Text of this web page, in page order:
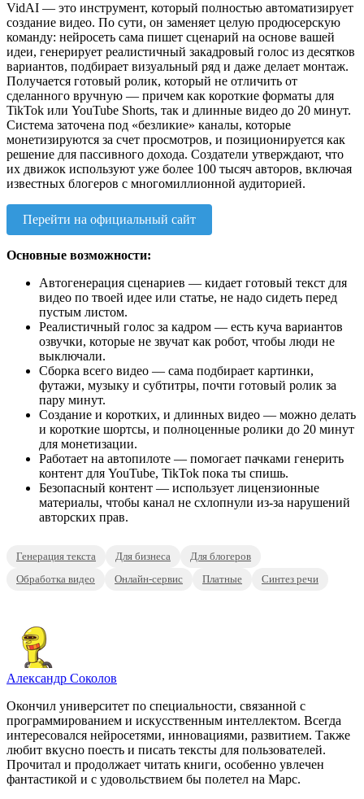
VidAI — это инструмент, который полностью автоматизирует
создание видео. По сути, он заменяет целую продюсерскую
команду: нейросеть сама пишет сценарий на основе вашей
идеи, генерирует реалистичный закадровый голос из десятков
вариантов, подбирает визуальный ряд и даже делает монтаж.
Получается готовый ролик, который не отличить от
сделанного вручную — причем как короткие форматы для
TikTok или YouTube Shorts, так и длинные видео до 20 минут.
Система заточена под «безликие» каналы, которые
монетизируются за счет просмотров, и позиционируется как
решение для пассивного дохода. Создатели утверждают, что
их движок используют уже более 100 тысяч авторов, включая
известных блогеров с многомиллионной аудиторией.
Перейти на официальный сайт
Основные возможности:
Автогенерация сценариев — кидает готовый текст для
видео по твоей идее или статье, не надо сидеть перед
пустым листом.
Реалистичный голос за кадром — есть куча вариантов
озвучки, которые не звучат как робот, чтобы люди не
выключали.
Сборка всего видео — сама подбирает картинки,
футажи, музыку и субтитры, почти готовый ролик за
пару минут.
Создание и коротких, и длинных видео — можно делать
и короткие шортсы, и полноценные ролики до 20 минут
для монетизации.
Работает на автопилоте — помогает пачками генерить
контент для YouTube, TikTok пока ты спишь.
Безопасный контент — использует лицензионные
материалы, чтобы канал не схлопнули из-за нарушений
авторских прав.
Генерация текста Для бизнеса
Для блогеров
Обработка видео
Онлайн-сервис Платные Синтез речи
Александр Соколов
Окончил университет по специальности, связанной с
программированием и искусственным интеллектом. Всегда
интересовался нейросетями, инновациями, развитием. Также
любит вкусно поесть и писать тексты для пользователей.
Прочитал и продолжает читать книги, особенно увлечен
фантастикой и с удовольствием бы полетел на Марс.